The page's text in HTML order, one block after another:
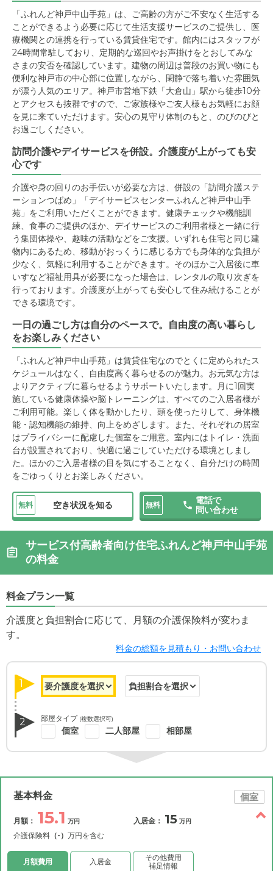
「ふれんど神戸中山手苑」は、ご高齢の方がご不安なく生活する
ことができるよう必要に応じて生活支援サービスのご提供し、医
療機関との連携を行っている賃貸住宅です。館内にはスタッフが
24時間常駐しており、定期的な巡回やお声掛けをとおしてみな
さまの安否を確認しています。建物の周辺は普段のお買い物にも
便利な神戸市の中心部に位置しながら、閑静で落ち着いた雰囲気
が漂う人気のエリア。神戸市営地下鉄「大倉山」駅から徒歩10分
とアクセスも抜群ですので、ご家族様やご友人様もお気軽にお顔
を見に来ていただけます。安心の見守り体制のもと、のびのびと
お過ごしください。
訪問介護やデイサービスを併設。介護度が上がっても安
心です
介護や身の回りのお手伝いが必要な方は、併設の「訪問介護ステ
ーションつばめ」「デイサービスセンターふれんど神戸中山手
苑」をご利用いただくことができます。健康チェックや機能訓
練、食事のご提供のほか、デイサービスのご利用者様と一緒に行
う集団体操や、趣味の活動などをご支援。いずれも住宅と同じ建
物内にあるため、移動がおっくうに感じる方でも身体的な負担が
少なく、気軽に利用することができます。そのほかご入居後に車
いすなど福祉用具が必要になった場合は、レンタルの取り次ぎを
行っております。介護度が上がっても安心して住み続けることが
できる環境です。
一日の過ごし方は自分のペースで。自由度の高い暮らし
をお楽しみください
「ふれんど神戸中山手苑」は賃貸住宅なのでとくに定められたス
ケジュールはなく、自由度高く暮らせるのが魅力。お元気な方は
よりアクティブに暮らせるようサポートいたします。月に1回実
施している健康体操や脳トレーニングは、すべてのご入居者様が
ご利用可能。楽しく体を動かしたり、頭を使ったりして、身体機
能・認知機能の維持、向上をめざします。また、それぞれの居室
はプライバシーに配慮した個室をご用意。室内にはトイレ・洗面
台が設置されており、快適に過ごしていただける環境としまし
た。ほかのご入居者様の目を気にすることなく、自分だけの時間
をごゆっくりとお楽しみください。
無料 空き状況を知る 無料
電話で
問い合わせ
サービス付高齢者向け住宅ふれんど神戸中山手苑
の料金
料金プラン一覧
介護度と負担割合に応じて、月額の介護保険料が変わま
す。
料金の総額を見積もり・お問い合わせ
1
2 部屋タイプ (複数選択可)
個室 二人部屋 相部屋
基本料金 個室
月額： 15.1 万円
介護保険料 （-） 万円を含む
入居金： 15 万円
月額費用 入居金
その他費用
補足情報